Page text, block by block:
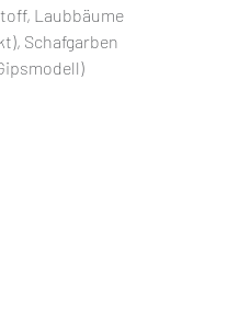
Laubbäume
Schafgarben